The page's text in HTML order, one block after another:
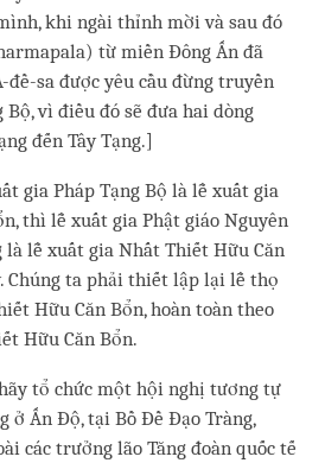
khi ngài thỉnh mời và sau đó
từ miền Đông Ấn đã
đề-sa được yêu cầu đừng truyền
vì điều đó sẽ đưa hai dòng
đến Tây Tạng.]
gia Pháp Tạng Bộ là lễ xuất gia
thì lễ xuất gia Phật giáo Nguyên
lễ xuất gia Nhất Thiết Hữu Căn
Chúng ta phải thiết lập lại lễ thọ
Hữu Căn Bổn, hoàn toàn theo
Hữu Căn Bổn.
tổ chức một hội nghị tương tự
ở Ấn Độ, tại Bồ Đề Đạo Tràng,
các trưởng lão Tăng đoàn quốc tế